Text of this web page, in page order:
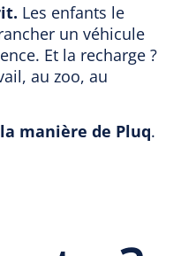
Les enfants le
un véhicule
Et la recharge ?
au zoo, au
manière de Pluq.